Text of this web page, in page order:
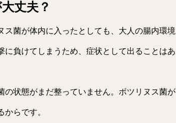
丈夫？
ス菌が体内に入ったとしても、大人の腸内環境
に負けてしまうため、症状として出ることはあ
の状態がまだ整っていません。ボツリヌス菌が
からです。